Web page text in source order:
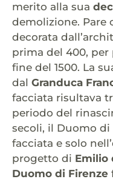
merito alla sua
demolizione. Pare
decorata
prima del 400, per
fine del 1500. La
dal Granduca
facciata risultava
periodo del
secoli, il Duomo di
facciata e solo
progetto di Emilio
Duomo di Firenze